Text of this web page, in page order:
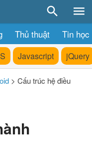
Thủ thuật Tin học
Javascript jQuery
> Cấu trúc hệ điều